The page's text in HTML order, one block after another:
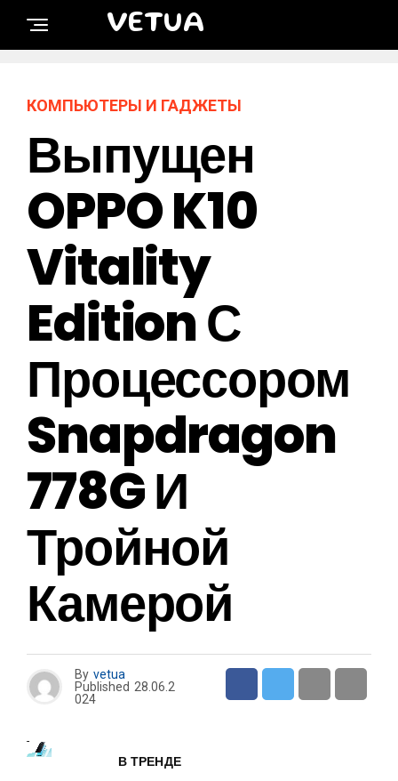
VETUA
КОМПЬЮТЕРЫ И ГАДЖЕТЫ
Выпущен
OPPO K10
Vitality
Edition С
Процессором
Snapdragon
778G И
Тройной
Камерой
By vetua
Published 28.06.2
024
В ТРЕНДЕ